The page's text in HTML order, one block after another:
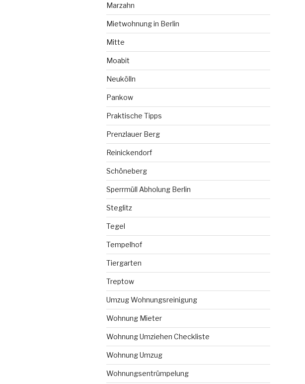
Marzahn
Mietwohnung in Berlin
Mitte
Moabit
Neukölln
Pankow
Praktische Tipps
Prenzlauer Berg
Reinickendorf
Schöneberg
Sperrmüll Abholung Berlin
Steglitz
Tegel
Tempelhof
Tiergarten
Treptow
Umzug Wohnungsreinigung
Wohnung Mieter
Wohnung Umziehen Checkliste
Wohnung Umzug
Wohnungsentrümpelung